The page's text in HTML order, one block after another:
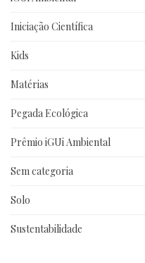
Iniciação Científica
Kids
Matérias
Pegada Ecológica
Prêmio iGUi Ambiental
Sem categoria
Solo
Sustentabilidade